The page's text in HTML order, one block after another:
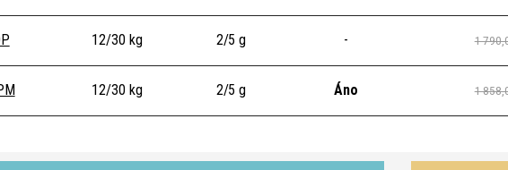
12/30 kg 2/5 g - 1
12/30 kg 2/5 g Áno 1